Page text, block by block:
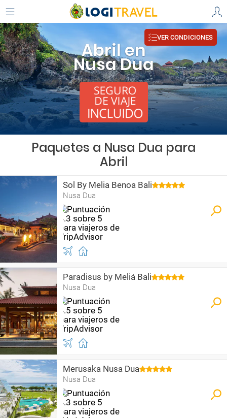
Abril en
Nusa Dua
VER CONDICIONES
Paquetes a Nusa Dua para
Abril
Sol By Melia Benoa Bali
Nusa Dua
Paradisus by Meliá Bali
Nusa Dua
Merusaka Nusa Dua
Nusa Dua